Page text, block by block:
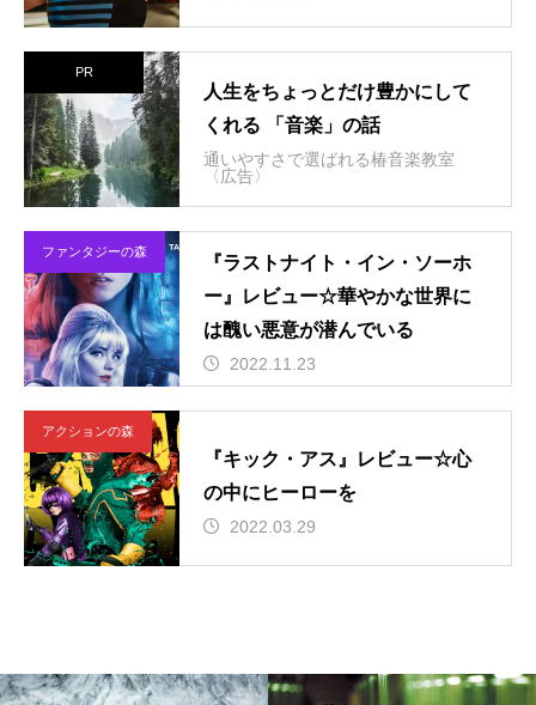
PR
人生をちょっとだけ豊かにして
くれる 「音楽」の話
通いやすさで選ばれる椿音楽教室
〈広告〉
ファンタジーの森
『ラストナイト・イン・ソーホ
ー』レビュー☆華やかな世界に
は醜い悪意が潜んでいる
2022.11.23
アクションの森
『キック・アス』レビュー☆心
の中にヒーローを
2022.03.29